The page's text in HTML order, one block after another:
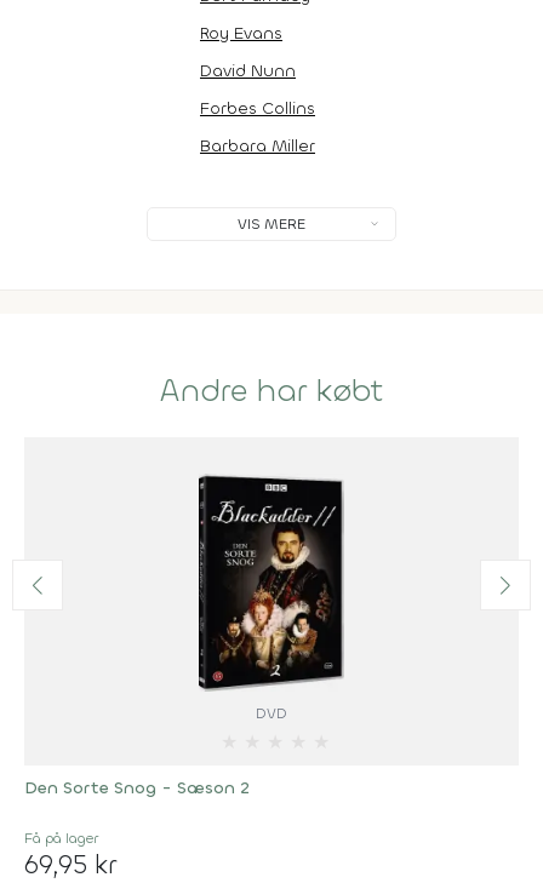
Roy Evans
David Nunn
Forbes Collins
Barbara Miller
VIS MERE
Andre har købt
DVD
Den Sorte Snog - Sæson 2
Få på lager
69,95 kr